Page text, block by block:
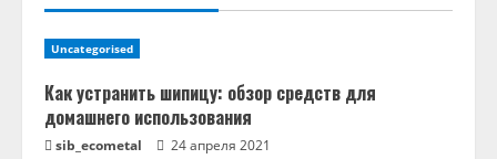
т
е
н
Uncategorised
Как устранить шипицу: обзор средств для
домашнего использования
sib_ecometal 24 апреля 2021